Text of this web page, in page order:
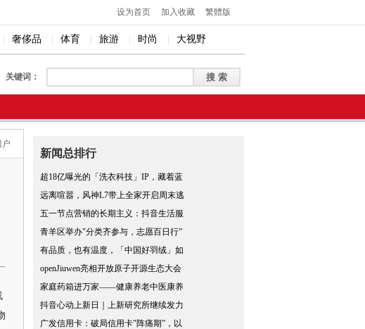
设为首页 加入收藏 繁體版
奢侈品 体育 旅游 时尚 大视野
关键词：
户
新闻总排行
超18亿曝光的「洗衣科技」IP，藏着蓝
远离喧嚣，风神L7带上全家开启周末逃
五一节点营销的长期主义：抖音生活服
青羊区举办"分类齐参与，志愿百日行”
有品质，也有温度，「中国好羽绒」如
openJiuwen亮相开放原子开源生态大会
家庭药箱进万家——健康养老中医康养
抖音心动上新日｜上新研究所继续发力
广发信用卡：破局信用卡"阵痛期”，以